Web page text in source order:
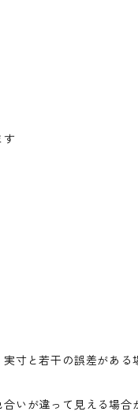
す
寸と若干の誤差がある
いが違って見える場合